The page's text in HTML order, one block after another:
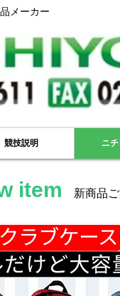
メーカー
競技説明 ニ
item 新商品